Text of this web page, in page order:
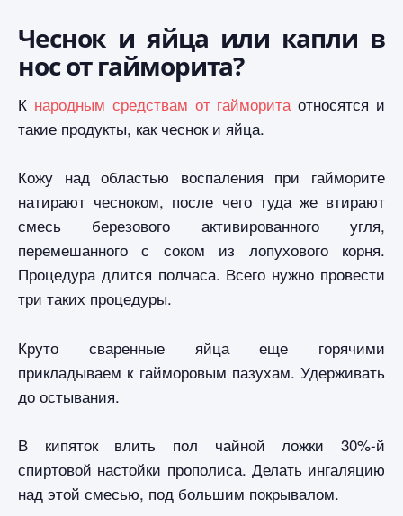
Чеснок и яйца или капли в
нос от гайморита?
К народным средствам от гайморитаотносятся и
такие продукты, как чеснок и яйца.
Кожу над областью воспаления при гайморите
натирают чесноком, после чего туда же втирают
смесь березового активированного угля,
перемешанного с соком из лопухового корня.
Процедура длится полчаса. Всего нужно провести
три таких процедуры.
Круто сваренные яйца еще горячими
прикладываем к гайморовым пазухам. Удерживать
до остывания.
В кипяток влить пол чайной ложки 30%-й
спиртовой настойки прополиса. Делать ингаляцию
над этой смесью, под большим покрывалом.